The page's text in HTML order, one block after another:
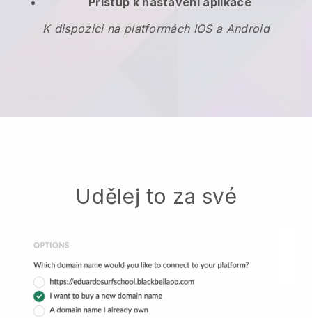
K dispozici na platformách IOS a Android
Udělej to za své